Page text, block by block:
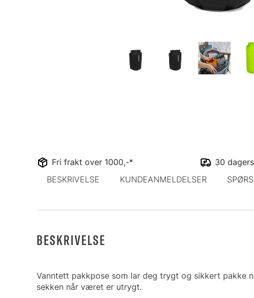
Fri frakt over 1000,-* 30
BESKRIVELSE
KUNDEANMELDELSER
BESKRIVELSE
Vanntett pakkpose som lar deg trygt og sikkert pakke
sekken når været er utrygt.